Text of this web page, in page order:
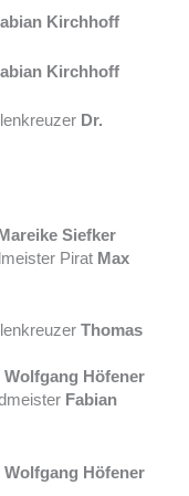
Kirchhoff
Kirchhoff
Dr.
Mareike Siefker
Pirat Max
Thomas
Wolfgang Höfener
Fabian
Wolfgang Höfener